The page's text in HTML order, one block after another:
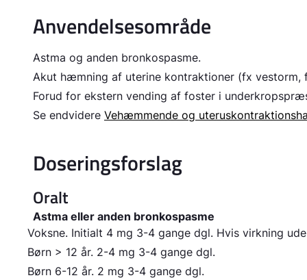
Anvendelsesområde
Astma og anden bronkospasme.
Akut hæmning af uterine kontraktioner (fx vestorm,
Forud for ekstern vending af foster i
Se endvidere Vehæmmende og
Doseringsforslag
Oralt
Astma eller anden bronkospasme
Voksne. Initialt 4 mg 3-4 gange dgl. Hvis virkning
Børn > 12 år. 2-4 mg 3-4 gange dgl.
Børn 6-12 år. 2 mg 3-4 gange dgl.